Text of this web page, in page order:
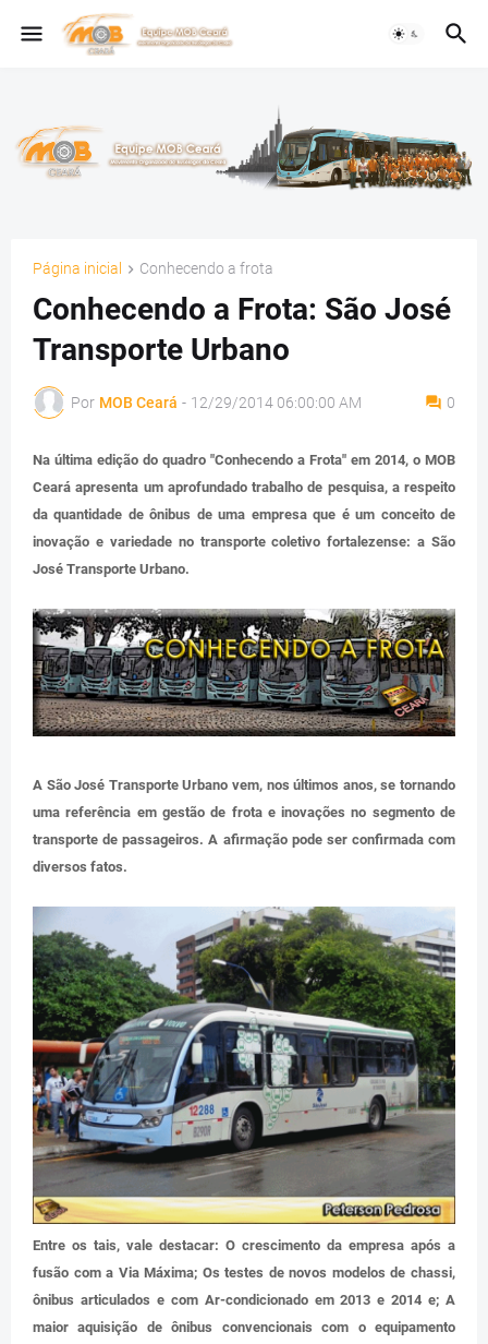
Página inicial Conhecendo a frota
Conhecendo a Frota: São José
Transporte Urbano
Por MOB Ceará - 12/29/2014 06:00:00 AM 0
Na última edição do quadro "Conhecendo a Frota" em 2014, o MOB
Ceará apresenta um aprofundado trabalho de pesquisa, a respeito
da quantidade de ônibus de uma empresa que é um conceito de
inovação e variedade no transporte coletivo fortalezense: a São
José Transporte Urbano.
A São José Transporte Urbano vem, nos últimos anos, se tornando
uma referência em gestão de frota e inovações no segmento de
transporte de passageiros. A afirmação pode ser confirmada com
diversos fatos.
Entre os tais, vale destacar: O crescimento da empresa após a
fusão com a Via Máxima; Os testes de novos modelos de chassi,
ônibus articulados e com Ar-condicionado em 2013 e 2014 e; A
maior aquisição de ônibus convencionais com o equipamento